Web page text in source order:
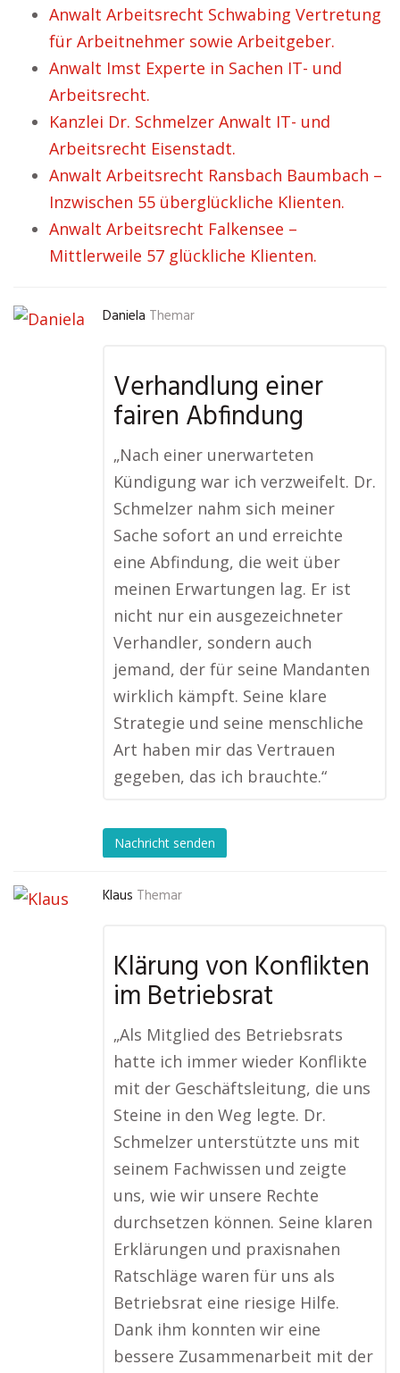
Anwalt Arbeitsrecht Schwabing Vertretung
für Arbeitnehmer sowie Arbeitgeber.
Anwalt Imst Experte in Sachen IT- und
Arbeitsrecht.
Kanzlei Dr. Schmelzer Anwalt IT- und
Arbeitsrecht Eisenstadt.
Anwalt Arbeitsrecht Ransbach Baumbach –
Inzwischen 55 überglückliche Klienten.
Anwalt Arbeitsrecht Falkensee –
Mittlerweile 57 glückliche Klienten.
Daniela Themar
Verhandlung einer
fairen Abfindung
„Nach einer unerwarteten
Kündigung war ich verzweifelt. Dr.
Schmelzer nahm sich meiner
Sache sofort an und erreichte
eine Abfindung, die weit über
meinen Erwartungen lag. Er ist
nicht nur ein ausgezeichneter
Verhandler, sondern auch
jemand, der für seine Mandanten
wirklich kämpft. Seine klare
Strategie und seine menschliche
Art haben mir das Vertrauen
gegeben, das ich brauchte.“
Nachricht senden
Klaus Themar
Klärung von Konflikten
im Betriebsrat
„Als Mitglied des Betriebsrats
hatte ich immer wieder Konflikte
mit der Geschäftsleitung, die uns
Steine in den Weg legte. Dr.
Schmelzer unterstützte uns mit
seinem Fachwissen und zeigte
uns, wie wir unsere Rechte
durchsetzen können. Seine klaren
Erklärungen und praxisnahen
Ratschläge waren für uns als
Betriebsrat eine riesige Hilfe.
Dank ihm konnten wir eine
bessere Zusammenarbeit mit der